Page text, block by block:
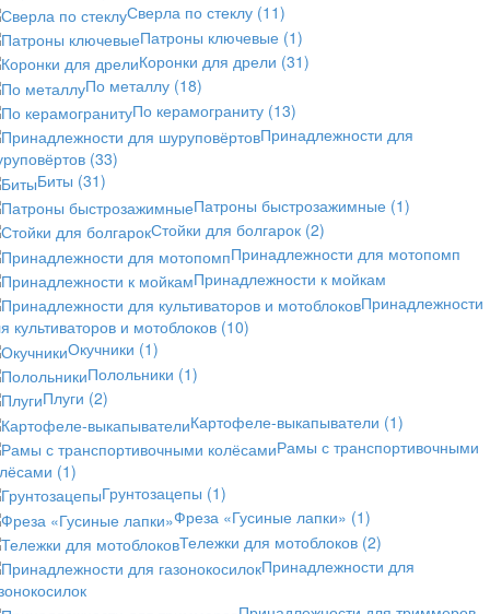
Сверла по стеклу (11)
Патроны ключевые (1)
Коронки для дрели (31)
По металлу (18)
По керамограниту (13)
Принадлежности для
(33)
Биты (31)
Патроны быстрозажимные (1)
Стойки для болгарок (2)
Принадлежности для мотопомп
Принадлежности к мойкам
Принадлежности
культиваторов и мотоблоков (10)
Окучники (1)
Полольники (1)
Плуги (2)
Картофеле-выкапыватели (1)
Рамы с транспортивочными
(1)
Грунтозацепы (1)
Фреза «Гусиные лапки» (1)
Тележки для мотоблоков (2)
Принадлежности для